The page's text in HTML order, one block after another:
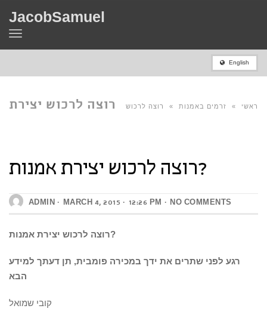
JacobSamuel
Toggle
English
רוצה לרכוש יצירת
אמנות?
ראשי » זרמים באמנות » רוצה לרכוש
רוצה לרכוש יצירת אמנות?
ADMIN MARCH 4, 2015 12:26 PM NO COMMENTS
רוצה לרכוש יצירת אמנות?
רגע לפני שתרים את ידך במכירה פומבית, תן דעתך למידע
הבא
קובי שמואל